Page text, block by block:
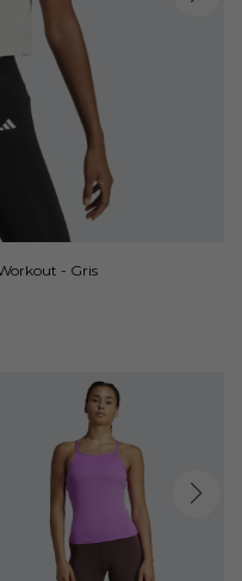
- Gris